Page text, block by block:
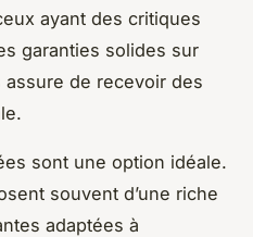
ayant des critiques
garanties solides sur
de recevoir des
sont une option idéale.
souvent d’une riche
adaptées à